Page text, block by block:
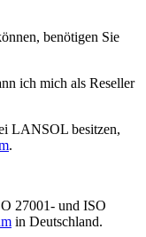
benötigen Sie
ich mich als Reseller
LANSOL besitzen,
.
27001- und ISO
in Deutschland.